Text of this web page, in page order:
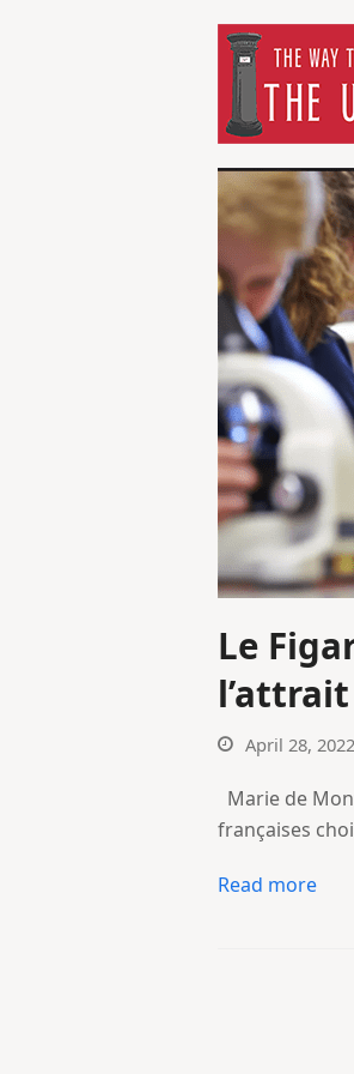
Le
April 28, 2022
Marie de
françaises
Read more